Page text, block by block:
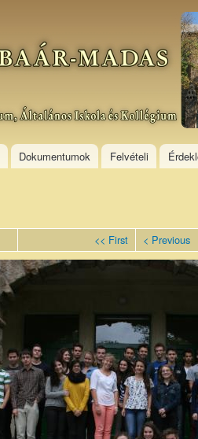
Dokumentumok Felvételi
<< First < Previous